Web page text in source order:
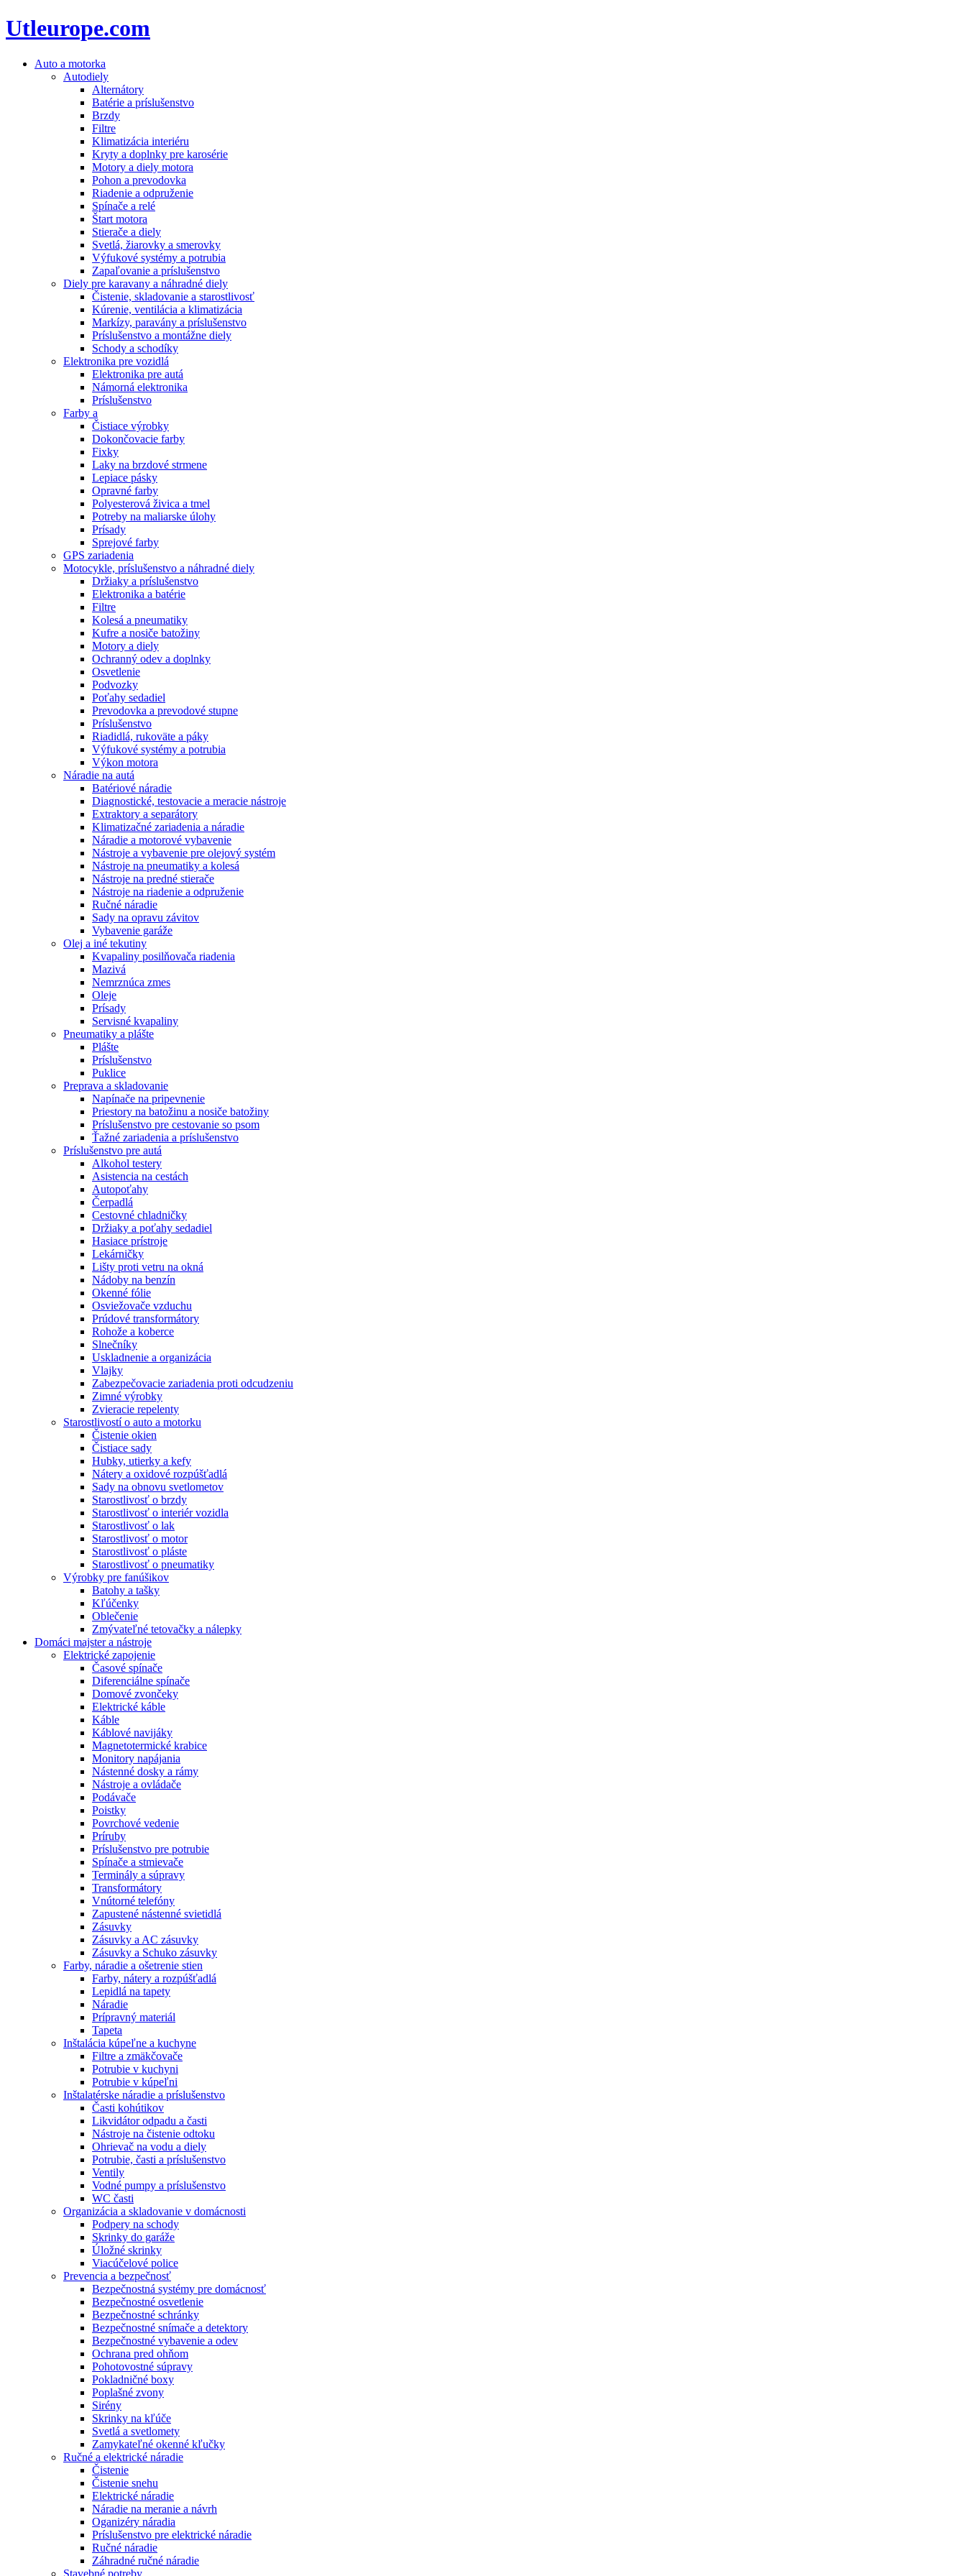
Utleurope.com
Auto a motorka
Autodiely
Alternátory
Batérie a príslušenstvo
Brzdy
Filtre
Klimatizácia interiéru
Kryty a doplnky pre karosérie
Motory a diely motora
Pohon a prevodovka
Riadenie a odpruženie
Spínače a relé
Štart motora
Stierače a diely
Svetlá, žiarovky a smerovky
Výfukové systémy a potrubia
Zapaľovanie a príslušenstvo
Diely pre karavany a náhradné diely
Čistenie, skladovanie a starostlivosť
Kúrenie, ventilácia a klimatizácia
Markízy, paravány a príslušenstvo
Príslušenstvo a montážne diely
Schody a schodíky
Elektronika pre vozidlá
Elektronika pre autá
Námorná elektronika
Príslušenstvo
Farby a
Čistiace výrobky
Dokončovacie farby
Fixky
Laky na brzdové strmene
Lepiace pásky
Opravné farby
Polyesterová živica a tmel
Potreby na maliarske úlohy
Prísady
Sprejové farby
GPS zariadenia
Motocykle, príslušenstvo a náhradné diely
Držiaky a príslušenstvo
Elektronika a batérie
Filtre
Kolesá a pneumatiky
Kufre a nosiče batožiny
Motory a diely
Ochranný odev a doplnky
Osvetlenie
Podvozky
Poťahy sedadiel
Prevodovka a prevodové stupne
Príslušenstvo
Riadidlá, rukoväte a páky
Výfukové systémy a potrubia
Výkon motora
Náradie na autá
Batériové náradie
Diagnostické, testovacie a meracie nástroje
Extraktory a separátory
Klimatizačné zariadenia a náradie
Náradie a motorové vybavenie
Nástroje a vybavenie pre olejový systém
Nástroje na pneumatiky a kolesá
Nástroje na predné stierače
Nástroje na riadenie a odpruženie
Ručné náradie
Sady na opravu závitov
Vybavenie garáže
Olej a iné tekutiny
Kvapaliny posilňovača riadenia
Mazivá
Nemrznúca zmes
Oleje
Prísady
Servisné kvapaliny
Pneumatiky a plášte
Plášte
Príslušenstvo
Puklice
Preprava a skladovanie
Napínače na pripevnenie
Priestory na batožinu a nosiče batožiny
Príslušenstvo pre cestovanie so psom
Ťažné zariadenia a príslušenstvo
Príslušenstvo pre autá
Alkohol testery
Asistencia na cestách
Autopoťahy
Čerpadlá
Cestovné chladničky
Držiaky a poťahy sedadiel
Hasiace prístroje
Lekárničky
Lišty proti vetru na okná
Nádoby na benzín
Okenné fólie
Osviežovače vzduchu
Prúdové transformátory
Rohože a koberce
Slnečníky
Uskladnenie a organizácia
Vlajky
Zabezpečovacie zariadenia proti odcudzeniu
Zimné výrobky
Zvieracie repelenty
Starostlivostí o auto a motorku
Čistenie okien
Čistiace sady
Hubky, utierky a kefy
Nátery a oxidové rozpúšťadlá
Sady na obnovu svetlometov
Starostlivosť o brzdy
Starostlivosť o interiér vozidla
Starostlivosť o lak
Starostlivosť o motor
Starostlivosť o pláste
Starostlivosť o pneumatiky
Výrobky pre fanúšikov
Batohy a tašky
Kľúčenky
Oblečenie
Zmývateľné tetovačky a nálepky
Domáci majster a nástroje
Elektrické zapojenie
Časové spínače
Diferenciálne spínače
Domové zvončeky
Elektrické káble
Káble
Káblové navijáky
Magnetotermické krabice
Monitory napájania
Nástenné dosky a rámy
Nástroje a ovládače
Podávače
Poistky
Povrchové vedenie
Príruby
Príslušenstvo pre potrubie
Spínače a stmievače
Terminály a súpravy
Transformátory
Vnútorné telefóny
Zapustené nástenné svietidlá
Zásuvky
Zásuvky a AC zásuvky
Zásuvky a Schuko zásuvky
Farby, náradie a ošetrenie stien
Farby, nátery a rozpúšťadlá
Lepidlá na tapety
Náradie
Prípravný materiál
Tapeta
Inštalácia kúpeľne a kuchyne
Filtre a zmäkčovače
Potrubie v kuchyni
Potrubie v kúpeľni
Inštalatérske náradie a príslušenstvo
Časti kohútikov
Likvidátor odpadu a časti
Nástroje na čistenie odtoku
Ohrievač na vodu a diely
Potrubie, časti a príslušenstvo
Ventily
Vodné pumpy a príslušenstvo
WC časti
Organizácia a skladovanie v domácnosti
Podpery na schody
Skrinky do garáže
Úložné skrinky
Viacúčelové police
Prevencia a bezpečnosť
Bezpečnostná systémy pre domácnosť
Bezpečnostné osvetlenie
Bezpečnostné schránky
Bezpečnostné snímače a detektory
Bezpečnostné vybavenie a odev
Ochrana pred ohňom
Pohotovostné súpravy
Pokladničné boxy
Poplašné zvony
Sirény
Skrinky na kľúče
Svetlá a svetlomety
Zamykateľné okenné kľučky
Ručné a elektrické náradie
Čistenie
Čistenie snehu
Elektrické náradie
Náradie na meranie a návrh
Oganizéry náradia
Príslušenstvo pre elektrické náradie
Ručné náradie
Záhradné ručné náradie
Stavebné potreby